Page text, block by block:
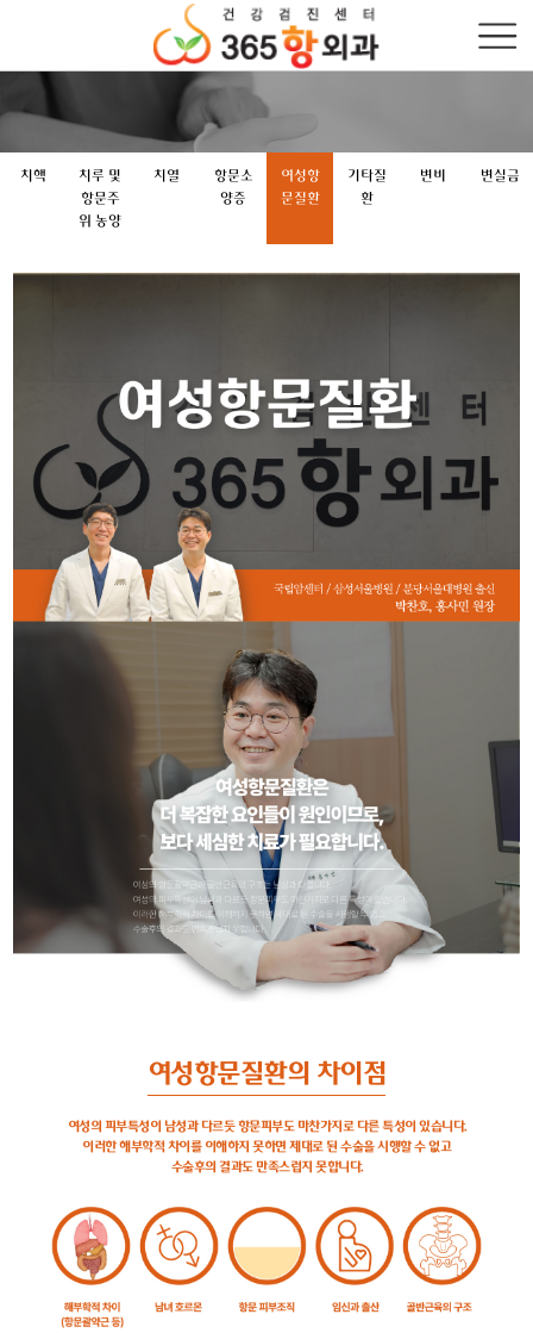
치핵
치루 및
항문주
위 농양
치열
항문소
양증
여성항
문질환
기타질
환
변비 변실금
여성항문질환의 차이점
여성의 피부특성이 남성과 다르듯 항문피부도 마찬가지로 다른 특성이 있습니다.
이러한 해부학적 차이를 이해하지 못하면 제대로 된 수술을 시행할 수 없고
수술후의 결과도 만족스럽지 못합니다.